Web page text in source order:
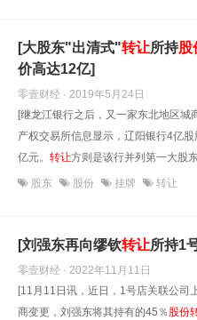
[大股东"出清式"转让所持股
价高达12亿]
零壹财经 · 2019年5月24日
[继龙江银行之后，又一家东北地区城
产权交易所信息显示，辽阳银行4亿
亿元。 转让方则是该行并列第一大股
股东 股份 挂牌 转让
[刘强东再向缪钦转让所持1
零壹财经 · 2022年11月11日
[11月11日讯，近日，1号店关联公司
商变更，刘强东将其持有的45％ 股份